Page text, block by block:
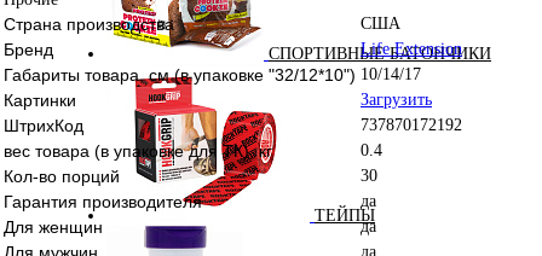
СПОРТИВНЫЕ БАТОНЧИКИ
ТЕЙПЫ
Страна производства США
Бренд Life Extension
Габариты товара, см (в упаковке "32/12*10") 10/14/17
Картинки Загрузить
ШтрихКод 737870172192
вес товара (в упаковке для ТК), кг 0.4
Кол-во порций 30
Гарантия производителя да
Для женщин да
Для мужчин да